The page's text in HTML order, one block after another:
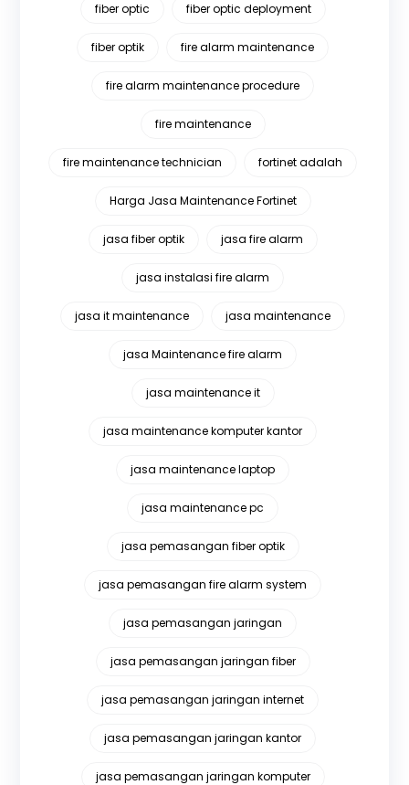
fiber optic fiber optic deployment
fiber optik fire alarm maintenance
fire alarm maintenance procedure
fire maintenance
fire maintenance technician fortinet adalah
Harga Jasa Maintenance Fortinet
jasa fiber optik jasa fire alarm
jasa instalasi fire alarm
jasa it maintenance jasa maintenance
jasa Maintenance fire alarm
jasa maintenance it
jasa maintenance komputer kantor
jasa maintenance laptop
jasa maintenance pc
jasa pemasangan fiber optik
jasa pemasangan fire alarm system
jasa pemasangan jaringan
jasa pemasangan jaringan fiber
jasa pemasangan jaringan internet
jasa pemasangan jaringan kantor
jasa pemasangan jaringan komputer